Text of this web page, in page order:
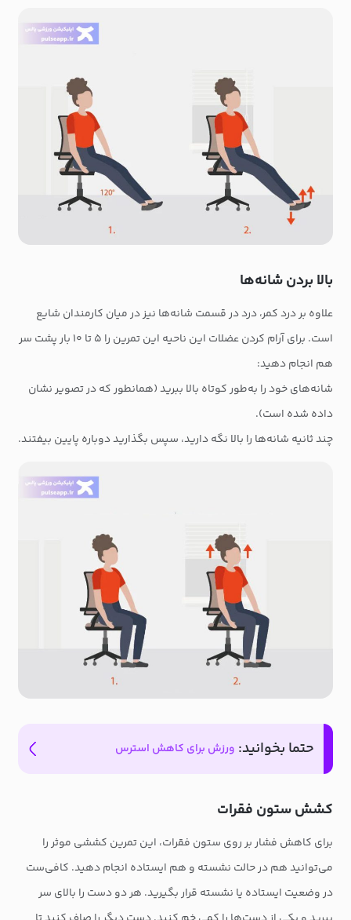
بالا بردن شانه‌ها
علاوه بر درد کمر، درد در قسمت شانه‌ها نیز در میان کارمندان شایع
است. برای آرام کردن عضلات این ناحیه این تمرین را ۵ تا ۱۰ بار پشت سر
هم انجام دهید:
شانه‌های خود را به‌طور کوتاه بالا ببرید (همانطور که در تصویر نشان
داده شده است).
چند ثانیه شانه‌ها را بالا نگه دارید، سپس بگذارید دوباره پایین بیفتند.
حتما بخوانید: ورزش برای کاهش استرس
کشش ستون فقرات
برای کاهش فشار بر روی ستون فقرات، این تمرین کششی موثر را
می‌توانید هم در حالت نشسته و هم ایستاده انجام دهید. کافی‌ست
در وضعیت ایستاده یا نشسته قرار بگیرید. هر دو دست را بالای سر